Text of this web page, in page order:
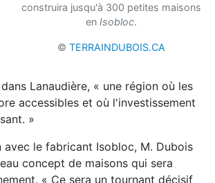
construira jusqu'à 300 petites maisons
en Isobloc.
© TERRAINDUBOIS.CA
Lanaudière, « une région où les
accessibles et où l'investissement
»
avec le fabricant Isobloc, M. Dubois
concept de maisons qui sera
« Ce sera un tournant décisif